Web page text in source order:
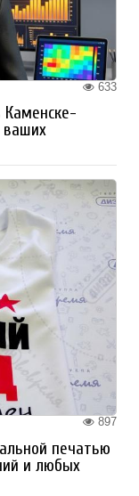
633
ваших
897
печатью
и любых